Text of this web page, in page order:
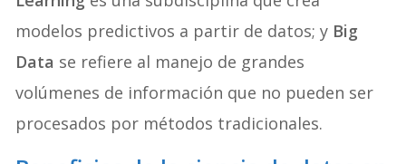
modelos predictivos a partir de datos; y Big
Data se refiere al manejo de grandes
volúmenes de información que no pueden ser
procesados por métodos tradicionales.